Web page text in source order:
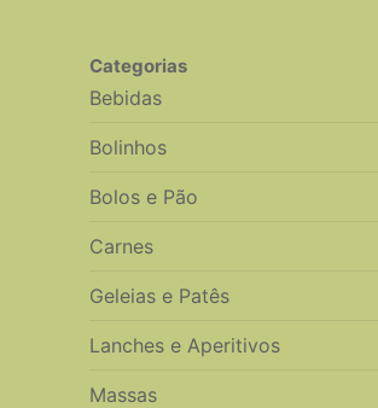
Categorias
Bebidas
Bolinhos
Bolos e Pão
Carnes
Geleias e Patês
Lanches e Aperitivos
Massas